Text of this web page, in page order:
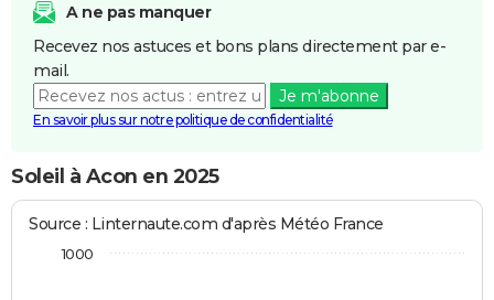
A ne pas manquer
Recevez nos astuces et bons plans directement par e-
mail.
Je m'abonne
En savoir plus sur notre politique de confidentialité
Soleil à Acon en 2025
Source : Linternaute.com d'après Météo France
1000